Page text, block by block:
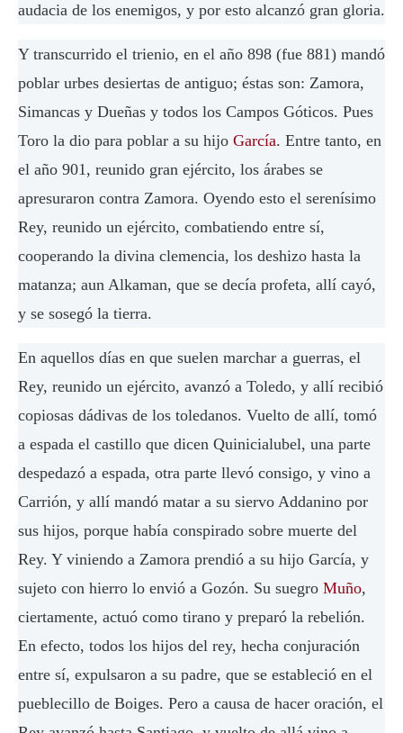
audacia de los enemigos, y por esto alcanzó gran gloria.
Y transcurrido el trienio, en el año 898 (fue 881) mandó
poblar urbes desiertas de antiguo; éstas son: Zamora,
Simancas y Dueñas y todos los Campos Góticos. Pues
Toro la dio para poblar a su hijo García. Entre tanto, en
el año 901, reunido gran ejército, los árabes se
apresuraron contra Zamora. Oyendo esto el serenísimo
Rey, reunido un ejército, combatiendo entre sí,
cooperando la divina clemencia, los deshizo hasta la
matanza; aun Alkaman, que se decía profeta, allí cayó,
y se sosegó la tierra.
En aquellos días en que suelen marchar a guerras, el
Rey, reunido un ejército, avanzó a Toledo, y allí recibió
copiosas dádivas de los toledanos. Vuelto de allí, tomó
a espada el castillo que dicen Quinicialubel, una parte
despedazó a espada, otra parte llevó consigo, y vino a
Carrión, y allí mandó matar a su siervo Addanino por
sus hijos, porque había conspirado sobre muerte del
Rey. Y viniendo a Zamora prendió a su hijo García, y
sujeto con hierro lo envió a Gozón. Su suegro Muño,
ciertamente, actuó como tirano y preparó la rebelión.
En efecto, todos los hijos del rey, hecha conjuración
entre sí, expulsaron a su padre, que se estableció en el
pueblecillo de Boiges. Pero a causa de hacer oración, el